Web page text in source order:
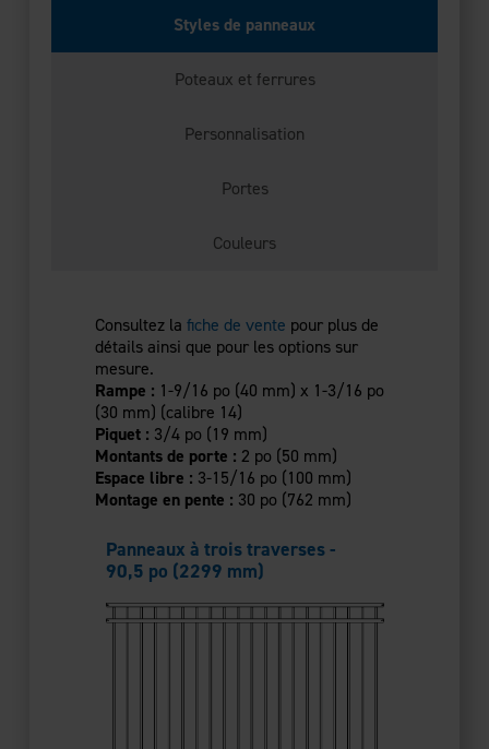
Styles de panneaux
Poteaux et ferrures
Personnalisation
Portes
Couleurs
Consultez la fiche de vente pour plus de
détails ainsi que pour les options sur
mesure.
Rampe : 1-9/16 po (40 mm) x 1-3/16 po
(30 mm) (calibre 14)
Piquet : 3/4 po (19 mm)
Montants de porte : 2 po (50 mm)
Espace libre : 3-15/16 po (100 mm)
Montage en pente : 30 po (762 mm)
Panneaux à trois traverses -
90,5 po (2299 mm)